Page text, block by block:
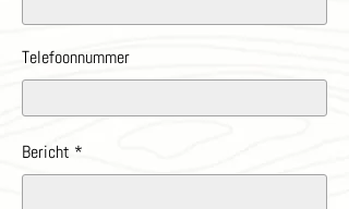
Telefoonnummer
Bericht